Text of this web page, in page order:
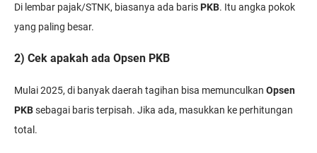
Di lembar pajak/STNK, biasanya ada barisPKB. Itu angka pokok
yang paling besar.
2) Cek apakah ada Opsen PKB
Mulai 2025, di banyak daerah tagihan bisa memunculkan Opsen
PKBsebagai baris terpisah. Jika ada, masukkan ke perhitungan
total.